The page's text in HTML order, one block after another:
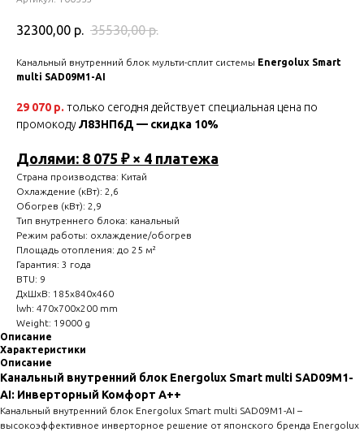
32300,00 р. 35530,00 р.
Канальный внутренний блок мульти-сплит системы Energolux Smart
multi SAD09M1-AI
29 070 р. только сегодня действует специальная цена по
промокодуЛ83НП6Д — скидка 10%
Долями: 8 075 ₽ × 4 платежа
Страна производства: Китай
Охлаждение (кВт): 2,6
Обогрев (кВт): 2,9
Тип внутреннего блока: канальный
Режим работы: охлаждение/обогрев
Площадь отопления: до 25 м²
Гарантия: 3 года
BTU: 9
ДxШxВ: 185x840x460
lwh: 470x700x200 mm
Weight: 19000 g
Описание
Характеристики
Описание
Канальный внутренний блок Energolux Smart multi SAD09M1-
AI: Инверторный Комфорт A++
Канальный внутренний блок Energolux Smart multi SAD09M1-AI –
высокоэффективное инверторное решение от японского бренда Energolux